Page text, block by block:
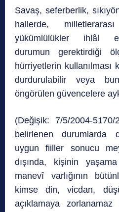
Savaş, seferberlik,
hallerde,
yükümlülükler ihlâl
durumun gerektirdiği
hürriyetlerin kullanılması
durdurulabilir veya
öngörülen güvencelere
(Değişik: 7/5/2004-
belirlenen durumlarda
uygun fiiller sonucu
dışında, kişinin
manevî varlığının
kimse din, vicdan,
açıklamaya